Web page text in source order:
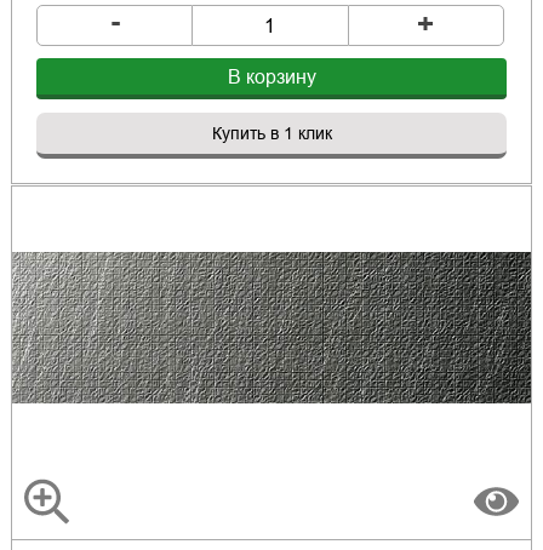
- +
В корзину
Купить в 1 клик